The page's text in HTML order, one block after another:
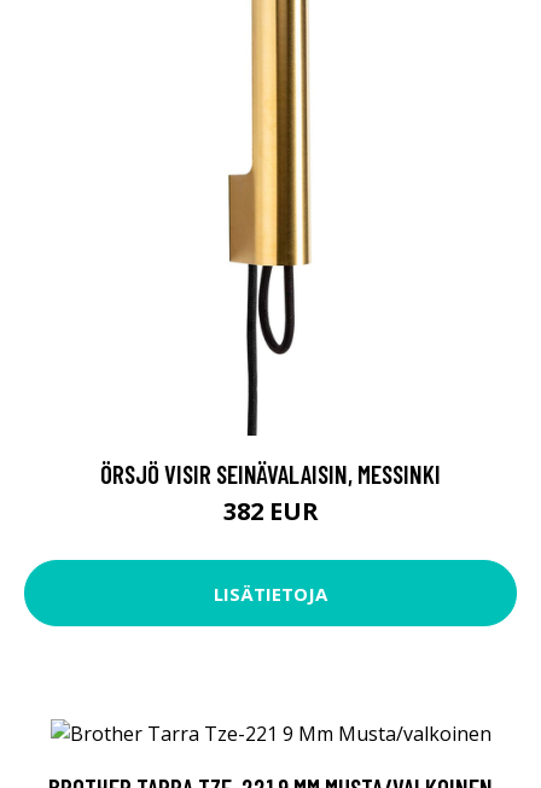
ÖRSJÖ VISIR SEINÄVALAISIN, MESSINKI
382 EUR
LISÄTIETOJA